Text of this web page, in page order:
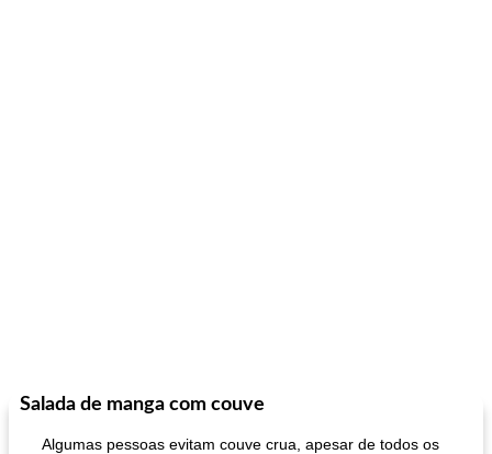
Salada de manga com couve
Algumas pessoas evitam couve crua, apesar de todos os